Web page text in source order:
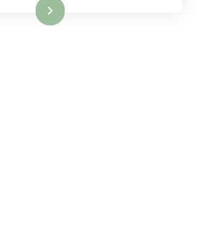
Lire la suite